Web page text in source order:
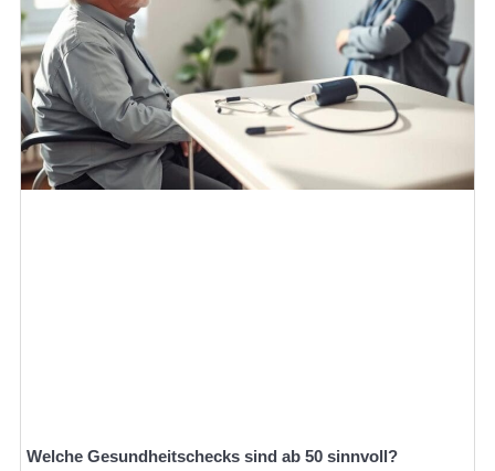
Welche Gesundheitschecks sind ab 50 sinnvoll?